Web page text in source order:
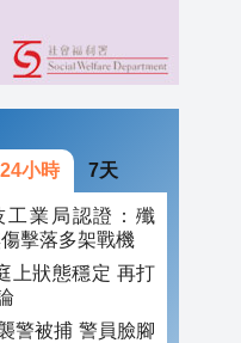
24小時 7天
工業局認證：殲
擊落多架戰機
上狀態穩定 再打
警被捕 警員臉腳